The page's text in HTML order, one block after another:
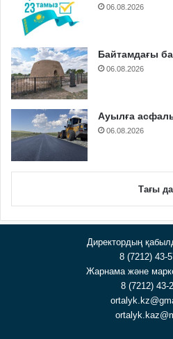
06.08.2026
Байтамдағы
06.08.2026
Ауылға
06.08.2026
Тағы да
Директордың
8 (7212) 43-
Жарнама және
8 (7212) 43-